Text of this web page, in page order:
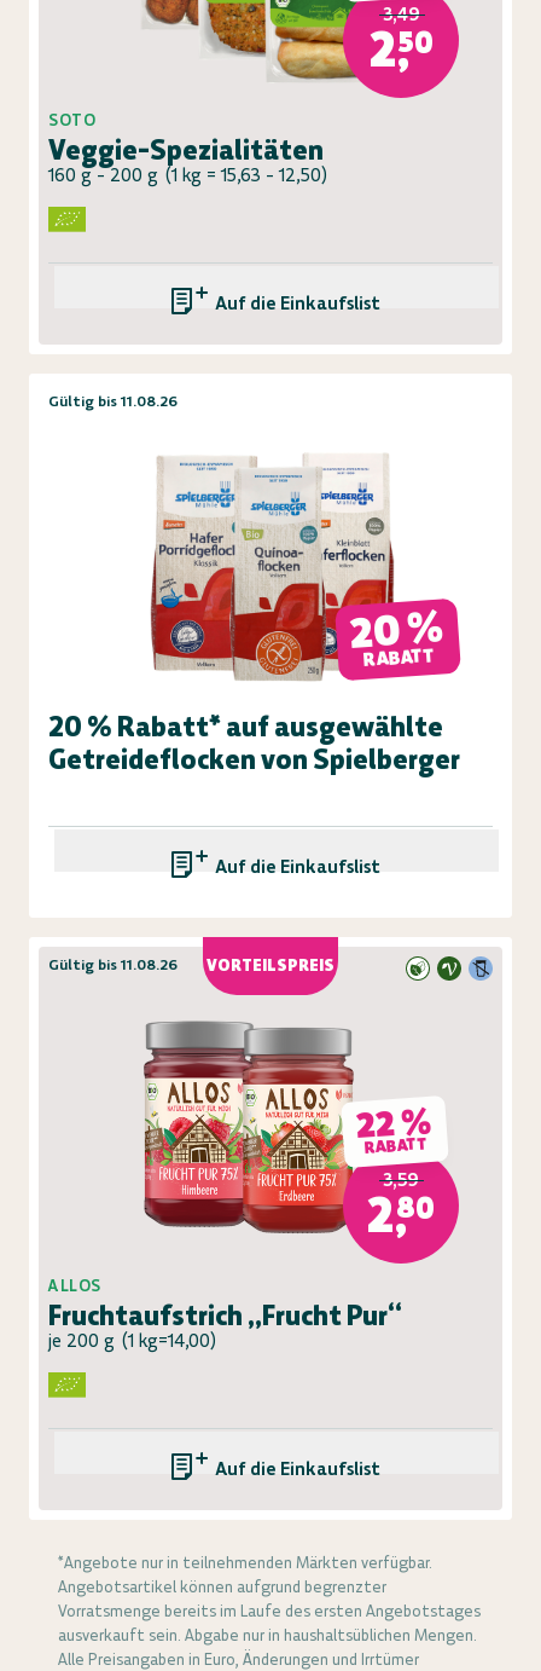
3,49
2,50
SOTO
Veggie-Spezialitäten
160 g - 200 g (1 kg = 15,63 - 12,50)
Auf die Einkaufsliste
Gültig bis 11.08.26
20 %
RABATT
20 % Rabatt* auf ausgewählte
Getreideflocken von Spielberger
Auf die Einkaufsliste
VORTEILSPREIS
Gültig bis 11.08.26
22 %
RABATT
3,59
2,80
ALLOS
Fruchtaufstrich „Frucht Pur“
je 200 g (1 kg=14,00)
Auf die Einkaufsliste
*Angebote nur in teilnehmenden Märkten verfügbar.
Angebotsartikel können aufgrund begrenzter
Vorratsmenge bereits im Laufe des ersten Angebotstages
ausverkauft sein. Abgabe nur in haushaltsüblichen Mengen.
Alle Preisangaben in Euro, Änderungen und Irrtümer